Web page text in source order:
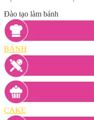
Đào tạo làm bánh
BÁNH
CAKE